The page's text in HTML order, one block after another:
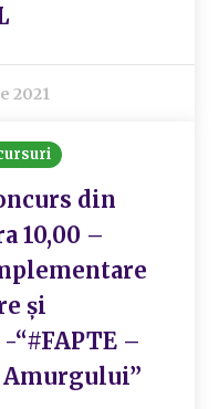
2021
din
10,00 –
și
–
Amurgului”